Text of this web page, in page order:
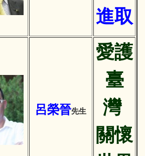
進取
呂榮晉先生
愛護
臺
灣
關懷